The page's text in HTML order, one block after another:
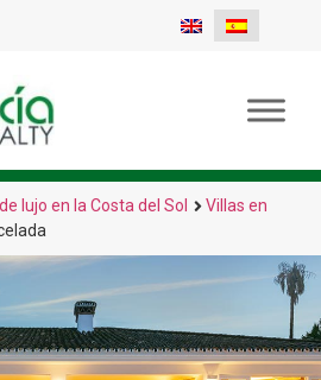
lujo en la Costa del Sol
Villas en